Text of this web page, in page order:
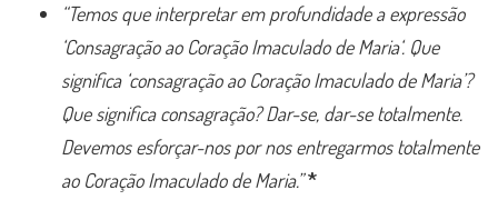
“Temos que interpretar em profundidade a expressão
‘Consagração ao Coração Imaculado de Maria‘. Que
significa ‘consagração ao Coração Imaculado de Maria’?
Que significa consagração? Dar-se, dar-se totalmente.
Devemos esforçar-nos por nos entregarmos totalmente
ao Coração Imaculado de Maria.”*